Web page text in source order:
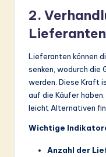
2.
Lieferanten
Lieferanten können
senken, wodurch die
werden. Diese Kraft
auf die Käufer
leicht Alternativen
Wichtige
Anzahl der